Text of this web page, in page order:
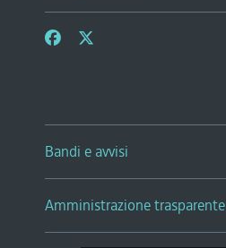
Bandi e avvisi
Amministrazione trasparente